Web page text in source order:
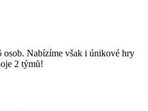
osob. Nabízíme však i únikové hry
2 týmů!